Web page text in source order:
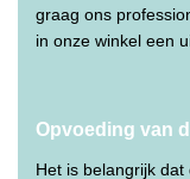
graag ons
in onze winkel een
Opvoeding van
Het is belangrijk